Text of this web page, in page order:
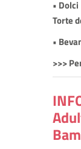
• Dolci
Torte
•
>>>